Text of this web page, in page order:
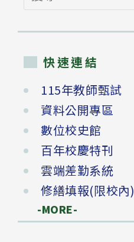
尋
快速連結
115年教師甄試
資料公開專區
數位校史館
百年校慶特刊
雲端差勤系統
修繕填報(限校內)
-MORE-